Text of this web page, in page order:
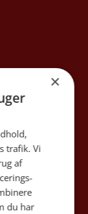
×
trafik. Vi
af
du har